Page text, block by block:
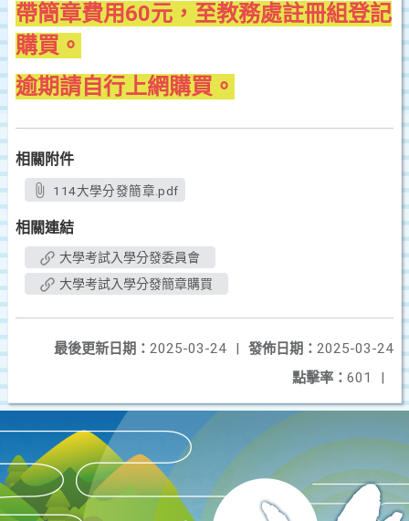
帶簡章費用60元，至教務處註冊組登記
購買。
逾期請自行上網購買。
相關附件
114大學分發簡章.pdf
相關連結
大學考試入學分發委員會
大學考試入學分發簡章購買
發佈日期： 2025-03-24
最後更新日期： 2025-03-24
|
點擊率： 601 |